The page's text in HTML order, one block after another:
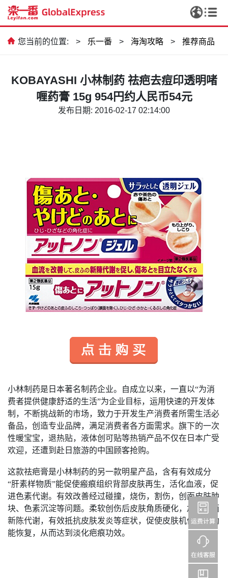
您当前的位置: > 乐一番 > 海淘攻略 > 推荐商品
KOBAYASHI 小林制药 祛疤去痘印透明啫
喱药膏 15g 954円约人民币54元
发布日期: 2016-02-17 02:14:00
小林制药是日本著名制药企业。自成立以来，一直以“为消
费者提供健康舒适的生活”为企业目标，运用快速的开发体
制，不断挑战新的市场，致力于开发生产消费者所需生活必
备品，创造专业品牌，满足消费者各方面需求。旗下的一次
性暖宝宝，退热贴，液体创可贴等热销产品不仅在日本广受
欢迎，还遭到赴日旅游的中国顾客抢购。
这款祛疤膏是小林制药的另一款明星产品，含有有效成分
“肝素样物质”能促使瘢痕组织背部皮肤再生，活化血液，促
进色素代谢。有效改善经过碰撞，烧伤，割伤，创面皮肤肿
块、色素沉淀等问题。柔软创伤后皮肤角质硬化，加速创面
新陈代谢，有效抵抗皮肤发炎等症状，促使皮肤机体正常功
能恢复，从而达到淡化疤痕功效。